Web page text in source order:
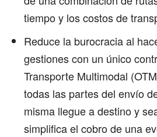
tiempo y los costos de
Reduce la burocracia al
gestiones con un único
Transporte Multimodal
todas las partes del envío
misma llegue a destino y
simplifica el cobro de una